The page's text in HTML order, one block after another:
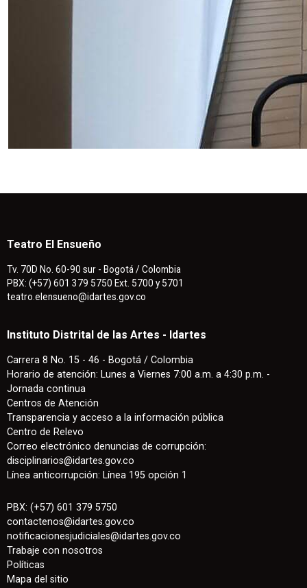
Teatro El Ensueño
Tv. 70D No. 60-90 sur - Bogotá / Colombia
PBX: (+57) 601 379 5750 Ext. 5700 y 5701
teatro.elensueno@idartes.gov.co
Instituto Distrital de las Artes - Idartes
Carrera 8 No. 15 - 46 - Bogotá / Colombia
Horario de atención: Lunes a Viernes 7:00 a.m. a 4:30 p.m. -
Jornada continua
Centros de Atención
Transparencia y acceso a la información pública
Centro de Relevo
Correo electrónico denuncias de corrupción:
disciplinarios@idartes.gov.co
Línea anticorrupción: Línea 195 opción 1
PBX: (+57) 601 379 5750
contactenos@idartes.gov.co
notificacionesjudiciales@idartes.gov.co
Trabaje con nosotros
Políticas
Mapa del sitio